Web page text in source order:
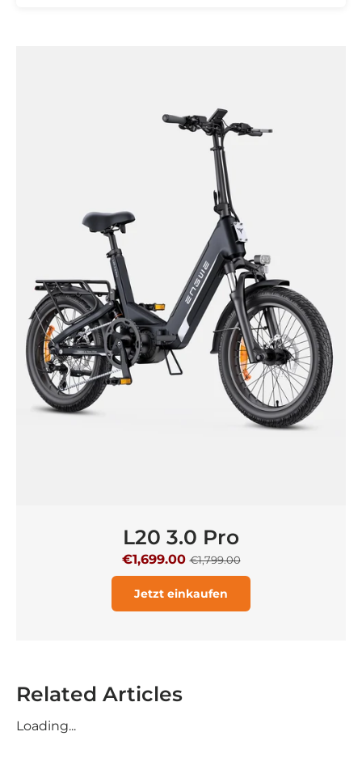
L20 3.0 Pro
€1,699.00€1,799.00
Jetzt einkaufen
Related Articles
Loading...